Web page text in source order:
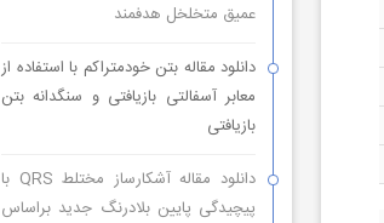
عمیق متخلخل هدفمند
دانلود مقاله بتن خودمتراکم با استفاده از
معابر آسفالتی بازیافتی و سنگدانه بتن
بازیافتی
دانلود مقاله آشکارساز مختلط QRS با
پیچیدگی پایین بلادرنگ جدید براساس